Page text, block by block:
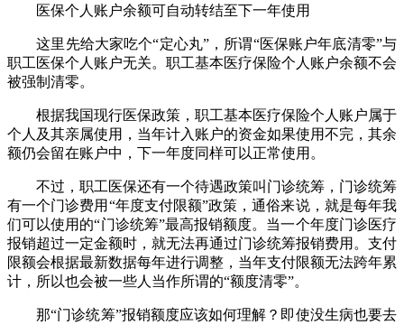
医保个人账户余额可自动转结至下一年使用
这里先给大家吃个“定心丸”，所谓“医保账户年底清零”与
职工医保个人账户无关。职工基本医疗保险个人账户余额不会
被强制清零。
根据我国现行医保政策，职工基本医疗保险个人账户属于
个人及其亲属使用，当年计入账户的资金如果使用不完，其余
额仍会留在账户中，下一年度同样可以正常使用。
不过，职工医保还有一个待遇政策叫门诊统筹，门诊统筹
有一个门诊费用“年度支付限额”政策，通俗来说，就是每年我
们可以使用的“门诊统筹”最高报销额度。当一个年度门诊医疗
报销超过一定金额时，就无法再通过门诊统筹报销费用。支付
限额会根据最新数据每年进行调整，当年支付限额无法跨年累
计，所以也会被一些人当作所谓的“额度清零”。
那“门诊统筹”报销额度应该如何理解？即使没生病也要去